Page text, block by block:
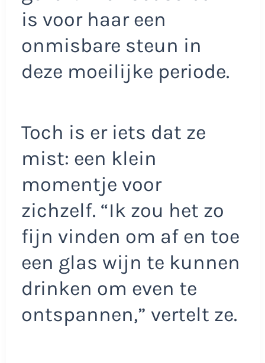
is voor haar een
onmisbare steun in
deze moeilijke periode.
Toch is er iets dat ze
mist: een klein
momentje voor
zichzelf. “Ik zou het zo
fijn vinden om af en toe
een glas wijn te kunnen
drinken om even te
ontspannen,” vertelt ze.